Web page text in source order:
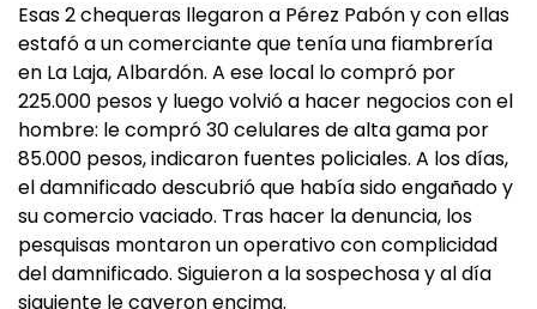
Esas 2 chequeras llegaron a Pérez Pabón y con ellas
estafó a un comerciante que tenía una fiambrería
en La Laja, Albardón. A ese local lo compró por
225.000 pesos y luego volvió a hacer negocios con el
hombre: le compró 30 celulares de alta gama por
85.000 pesos, indicaron fuentes policiales. A los días,
el damnificado descubrió que había sido engañado y
su comercio vaciado. Tras hacer la denuncia, los
pesquisas montaron un operativo con complicidad
del damnificado. Siguieron a la sospechosa y al día
siguiente le cayeron encima.